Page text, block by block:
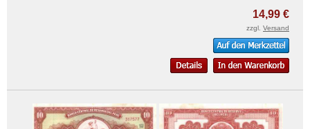
14,99 €
zzgl. Versand